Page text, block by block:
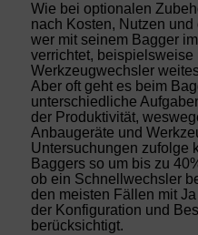
Wie bei optionalen
nach Kosten, Nutzen
wer mit seinem Bagger
verrichtet,
Werkzeugwechsler
Aber oft geht es beim
unterschiedliche
der Produktivität,
Anbaugeräte und
Untersuchungen zufolge
Baggers so um bis zu
ob ein Schnellwechsler
den meisten Fällen mit
der Konfiguration und
berücksichtigt.